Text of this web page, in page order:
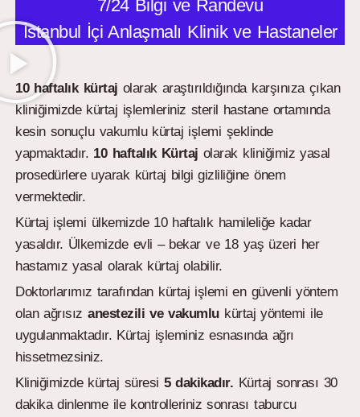
7/24 Bilgi ve Randevu
İstanbul İçi Anlaşmalı Klinik ve Hastaneler
10 haftalık kürtaj olarak araştırıldığında karşınıza çıkan
kliniğimizde kürtaj işlemleriniz steril hastane ortamında
kesin sonuçlu vakumlu kürtaj işlemi şeklinde
yapmaktadır. 10 haftalıkKürtaj olarak kliniğimiz yasal
prosedürlere uyarak kürtaj bilgi gizliliğine önem
vermektedir.
Kürtaj işlemi ülkemizde 10 haftalık hamileliğe kadar
yasaldır. Ülkemizde evli – bekar ve 18 yaş üzeri her
hastamız yasal olarak kürtaj olabilir.
Doktorlarımız tarafından kürtaj işlemi en güvenli yöntem
olan ağrısızanestezili ve vakumlukürtaj yöntemi ile
uygulanmaktadır. Kürtaj işleminiz esnasında ağrı
hissetmezsiniz.
Kliniğimizde kürtaj süresi 5 dakikadır. Kürtaj sonrası 30
dakika dinlenme ile kontrolleriniz sonrası taburcu